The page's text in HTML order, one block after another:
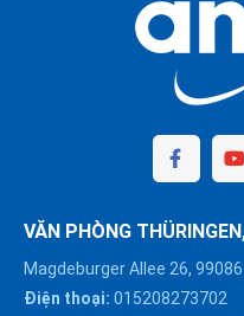
VĂN PHÒNG
Magdeburger Allee 26,
Điện thoại: 015208273702